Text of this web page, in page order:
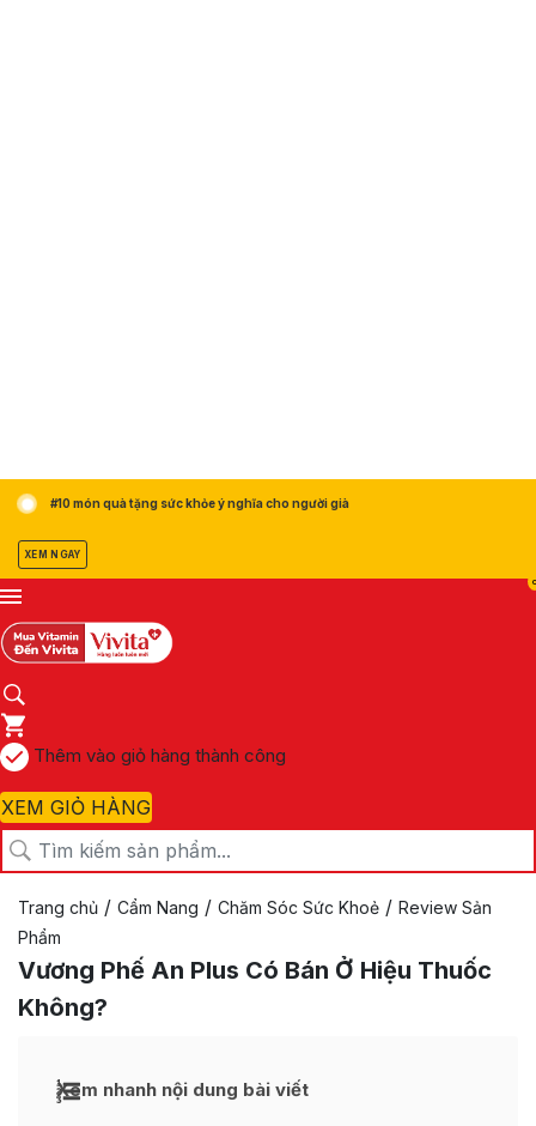
#10 món quà tặng sức khỏe ý nghĩa cho người già
XEM NGAY
0
Thêm vào giỏ hàng thành công
XEM GIỎ HÀNG
Trang chủ / Cẩm Nang / Chăm Sóc Sức Khoẻ / Review Sản
Phẩm
Vương Phế An Plus Có Bán Ở Hiệu Thuốc
Không?
Xem nhanh nội dung bài viết